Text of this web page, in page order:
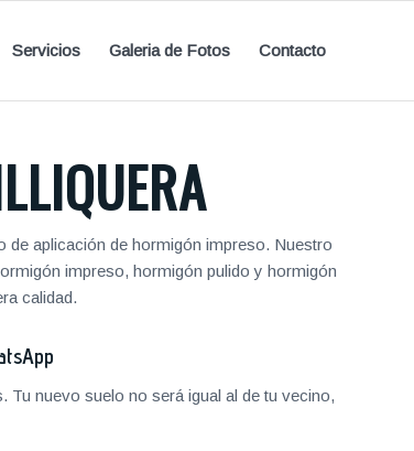
Servicios Galeria de Fotos Contacto
aplicación de hormigón impreso. Nuestro
impreso, hormigón pulido y hormigón
calidad.
nuevo suelo no será igual al de tu vecino,